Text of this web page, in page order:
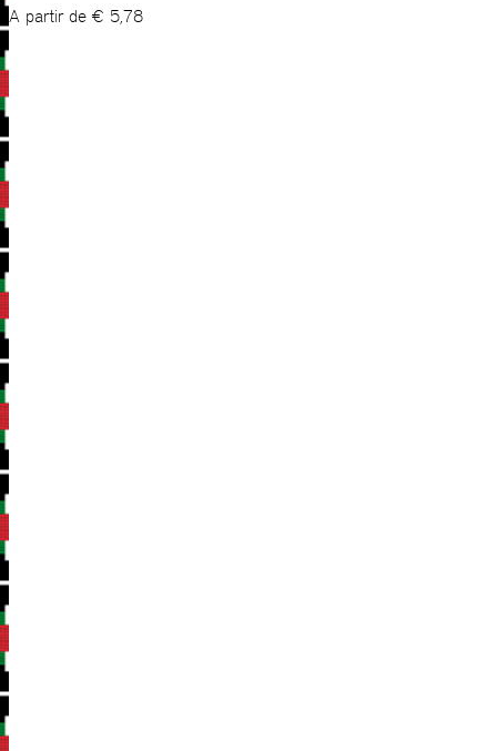
A partir de € 5,78